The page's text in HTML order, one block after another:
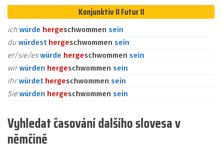
Konjunktiv II Futur II
ich würde hergeschwommen sein
du würdest hergeschwommen sein
er/sie/eswürde hergeschwommen sein
wirwürden hergeschwommen sein
ihrwürdet hergeschwommen sein
Siewürden hergeschwommen sein
Vyhledat časování dalšího slovesa v
němčině